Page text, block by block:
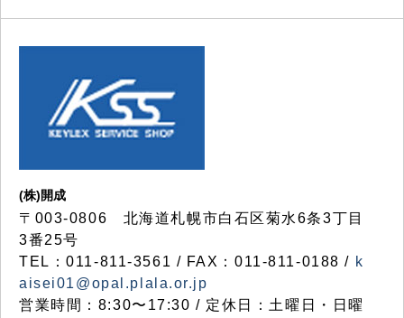
(株)開成
〒003-0806 北海道札幌市白石区菊水6条3丁目
3番25号
TEL：011-811-3561 / FAX：011-811-0188 / k
aisei01@opal.plala.or.jp
営業時間：8:30〜17:30 / 定休日：土曜日・日曜